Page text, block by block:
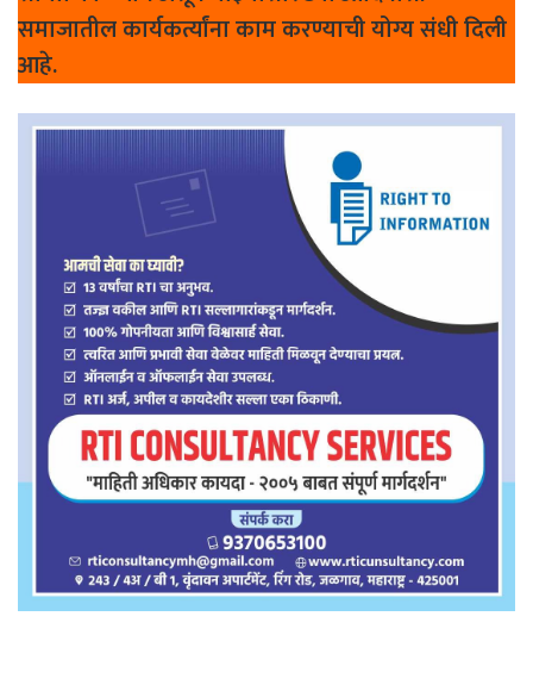
समाजातील कार्यकर्त्यांना काम करण्याची योग्य संधी दिली
आहे.